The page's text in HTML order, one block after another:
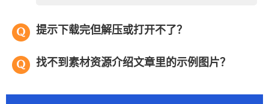
提示下载完但解压或打开不了？
找不到素材资源介绍文章里的示例图片？